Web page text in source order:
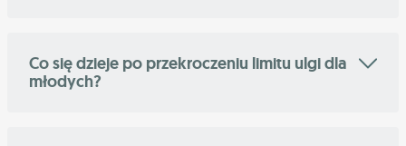
Co się dzieje po przekroczeniu limitu ulgi dla
młodych?